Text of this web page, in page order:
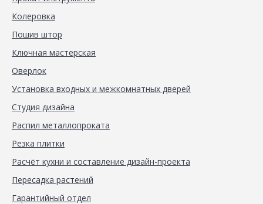
Колеровка
Пошив штор
Ключная мастерская
Оверлок
Установка входных и межкомнатных дверей
Студия дизайна
Распил металлопроката
Резка плитки
Расчёт кухни и составление дизайн-проекта
Пересадка растений
Гарантийный отдел